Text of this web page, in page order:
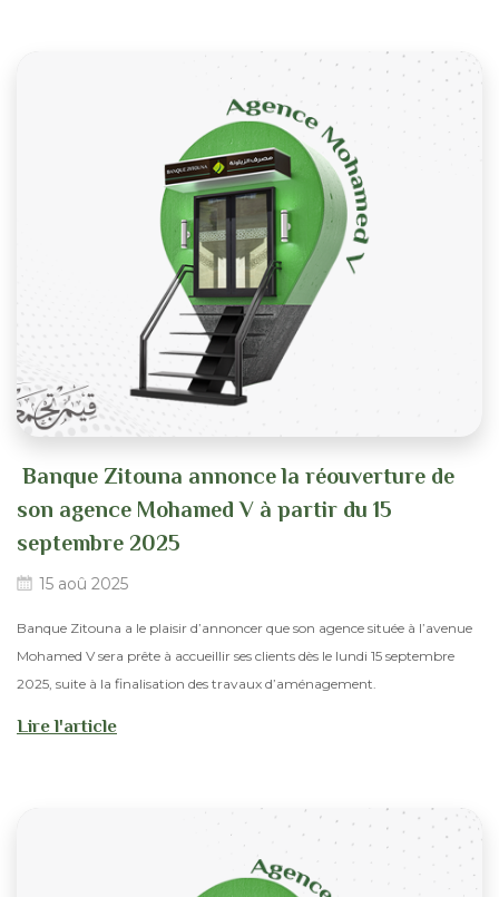
Banque Zitouna annonce la réouverture de
son agence Mohamed V à partir du 15
septembre 2025
15 aoû 2025
Banque Zitouna a le plaisir d’annoncer que son agence située à l’avenue
Mohamed V sera prête à accueillir ses clients dès le lundi 15 septembre
2025, suite à la finalisation des travaux d’aménagement.
Lire l'article